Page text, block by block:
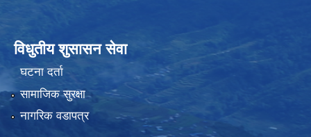
विधुतीय शुसासन सेवा
घटना दर्ता
सामाजिक सुरक्षा
नागरिक वडापत्र